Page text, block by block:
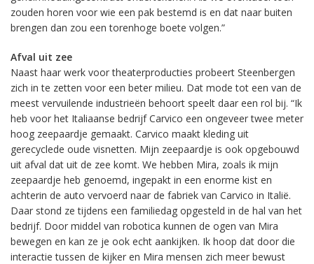
zouden horen voor wie een pak bestemd is en dat naar buiten
brengen dan zou een torenhoge boete volgen.”
Afval uit zee
Naast haar werk voor theaterproducties probeert Steenbergen
zich in te zetten voor een beter milieu. Dat mode tot een van de
meest vervuilende industrieën behoort speelt daar een rol bij. “Ik
heb voor het Italiaanse bedrijf Carvico een ongeveer twee meter
hoog zeepaardje gemaakt. Carvico maakt kleding uit
gerecyclede oude visnetten. Mijn zeepaardje is ook opgebouwd
uit afval dat uit de zee komt. We hebben Mira, zoals ik mijn
zeepaardje heb genoemd, ingepakt in een enorme kist en
achterin de auto vervoerd naar de fabriek van Carvico in Italië.
Daar stond ze tijdens een familiedag opgesteld in de hal van het
bedrijf. Door middel van robotica kunnen de ogen van Mira
bewegen en kan ze je ook echt aankijken. Ik hoop dat door die
interactie tussen de kijker en Mira mensen zich meer bewust